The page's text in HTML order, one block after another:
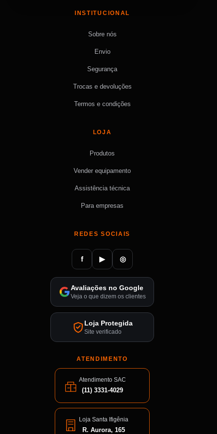
INSTITUCIONAL
Sobre nós
Envio
Segurança
Trocas e devoluções
Termos e condições
LOJA
Produtos
Vender equipamento
Assistência técnica
Para empresas
REDES SOCIAIS
f ▶ ◎
Avaliações no Google
Veja o que dizem os clientes
Loja Protegida
Site verificado
ATENDIMENTO
Atendimento SAC
(11) 3331-4029
Loja Santa Ifigênia
R. Aurora, 165